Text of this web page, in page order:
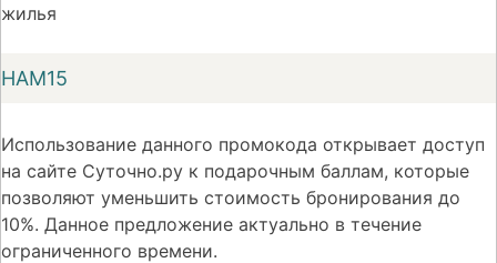
жилья
НАМ15
Использование данного промокода открывает доступ
на сайте Суточно.ру к подарочным баллам, которые
позволяют уменьшить стоимость бронирования до
10%. Данное предложение актуально в течение
ограниченного времени.